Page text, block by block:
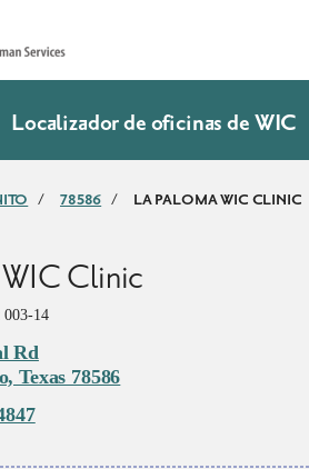
Localizador de oficinas de WIC
/ 78586 / LA PALOMA WIC CLINIC
WIC Clinic
003-14
Rd
Texas 78586